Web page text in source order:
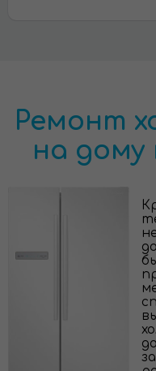
Ремонт
на